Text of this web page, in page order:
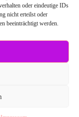
oder eindeutige IDs
nicht erteilst oder
beeinträchtigt werden.
Handwerker